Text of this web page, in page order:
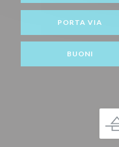
PORTA VIA
BUONI